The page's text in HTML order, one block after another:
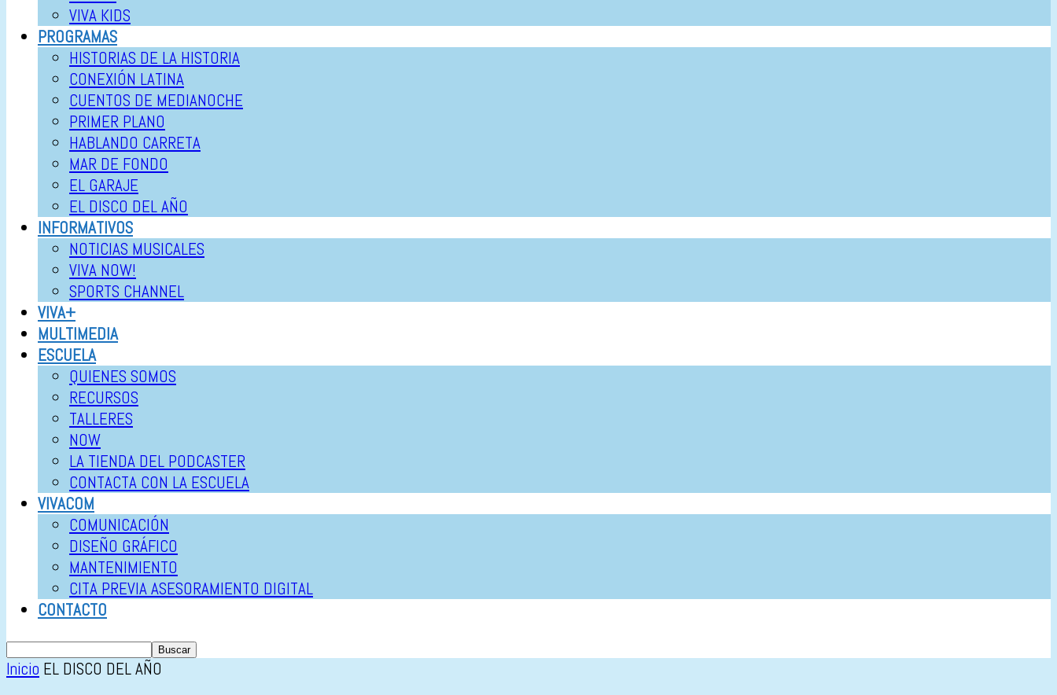
VIVA KIDS
PROGRAMAS
HISTORIAS DE LA HISTORIA
CONEXIÓN LATINA
CUENTOS DE MEDIANOCHE
PRIMER PLANO
HABLANDO CARRETA
MAR DE FONDO
EL GARAJE
EL DISCO DEL AÑO
INFORMATIVOS
NOTICIAS MUSICALES
VIVA NOW!
SPORTS CHANNEL
VIVA+
MULTIMEDIA
ESCUELA
QUIENES SOMOS
RECURSOS
TALLERES
NOW
LA TIENDA DEL PODCASTER
CONTACTA CON LA ESCUELA
VIVACOM
COMUNICACIÓN
DISEÑO GRÁFICO
MANTENIMIENTO
CITA PREVIA ASESORAMIENTO DIGITAL
CONTACTO
Inicio EL DISCO DEL AÑO